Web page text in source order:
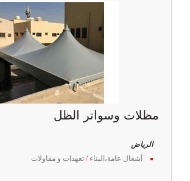
مظلات وسواتر الظل
الرياض
أشغال عامة،البناء / تعهدات و مقاولات